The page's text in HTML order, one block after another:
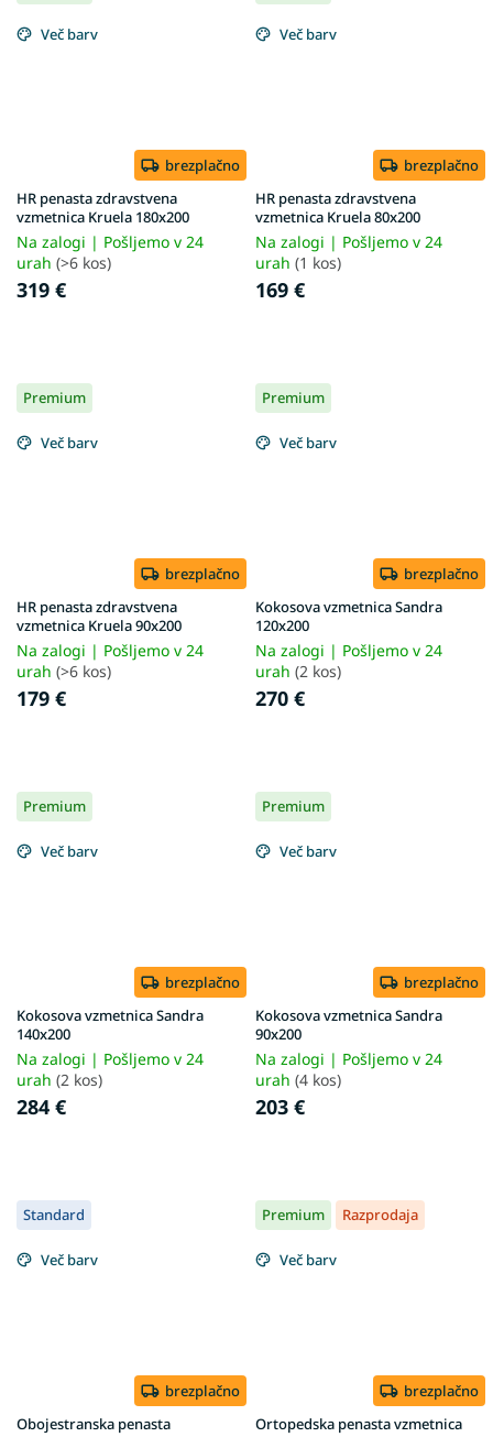
Več barv
brezplačno
HR penasta zdravstvena
vzmetnica Kruela 180x200
Na zalogi | Pošljemo v 24
urah (>6 kos)
319 €
Več barv
brezplačno
HR penasta zdravstvena
vzmetnica Kruela 80x200
Na zalogi | Pošljemo v 24
urah (1 kos)
169 €
Premium
Več barv
brezplačno
HR penasta zdravstvena
vzmetnica Kruela 90x200
Na zalogi | Pošljemo v 24
urah (>6 kos)
179 €
Premium
Več barv
brezplačno
Kokosova vzmetnica Sandra
120x200
Na zalogi | Pošljemo v 24
urah (2 kos)
270 €
Premium
Več barv
brezplačno
Kokosova vzmetnica Sandra
140x200
Na zalogi | Pošljemo v 24
urah (2 kos)
284 €
Premium
Več barv
brezplačno
Kokosova vzmetnica Sandra
90x200
Na zalogi | Pošljemo v 24
urah (4 kos)
203 €
Standard
Več barv
brezplačno
Obojestranska penasta
Premium Razprodaja
Več barv
brezplačno
Ortopedska penasta vzmetnica